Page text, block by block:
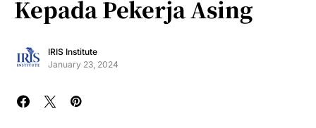
Kepada Pekerja Asing
IRIS Institute
January 23, 2024